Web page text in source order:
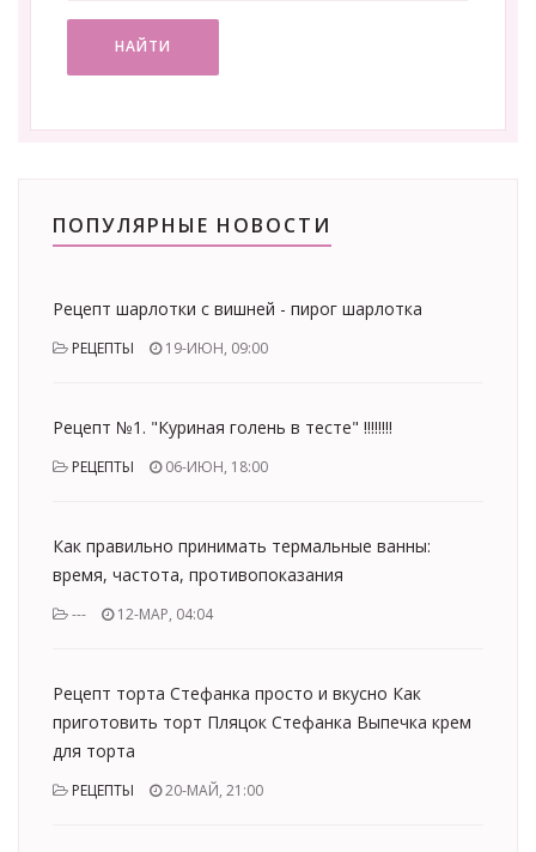
НАЙТИ
ПОПУЛЯРНЫЕ НОВОСТИ
Рецепт шарлотки с вишней - пирог шарлотка
РЕЦЕПТЫ 19-ИЮН, 09:00
Рецепт №1. "Куриная голень в тесте" !!!!!!!!
РЕЦЕПТЫ 06-ИЮН, 18:00
Как правильно принимать термальные ванны:
время, частота, противопоказания
--- 12-МАР, 04:04
Рецепт торта Стефанка просто и вкусно Как
приготовить торт Пляцок Стефанка Выпечка крем
для торта
РЕЦЕПТЫ 20-МАЙ, 21:00